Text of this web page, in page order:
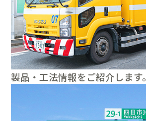
製品・工法情報をご紹介します。